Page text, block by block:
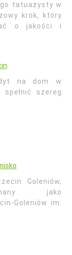
tatuażysty w
krok, który
o jakości i
na dom w
spełnić szereg
Goleniów,
jako
Goleniów im.